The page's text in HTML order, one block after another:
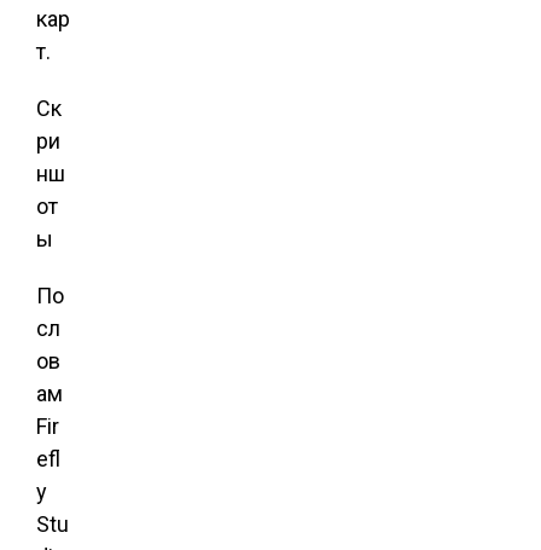
кар
т.
Ск
ри
нш
от
ы
По
сл
ов
ам
Fir
efl
y
Stu